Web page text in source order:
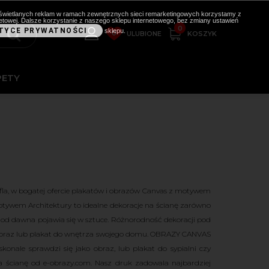
0 ULUBIONE
0
KOSZYK
w bogatej ofercie plakatów i obrazów Canvas z motywem
Architektury to idealne dekoracje na ścianę zarówno
dawna pojawia się w sztuce. Różnorodność dekoracji pod
lub plakat do wnętrza swojego domu. OBRAZY CANVAS
sprawdzi się jako obraz, lub plakat do sypialni czy
ścianę od e-obrazy.com. Nasz druk zadowala najbardziej
reklam w ramach zewnętrznych sieci remarketingowych korzystamy z
Dalsze korzystanie z naszego sklepu internetowego, bez zmiany ustawień
PRYWATNOŚCI sklepu.